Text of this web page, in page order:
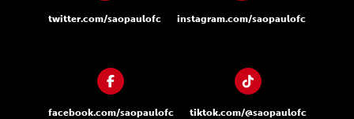
twitter.com/saopaulofc instagram.com/saopaulofc
facebook.com/saopaulofc tiktok.com/@saopaulofc